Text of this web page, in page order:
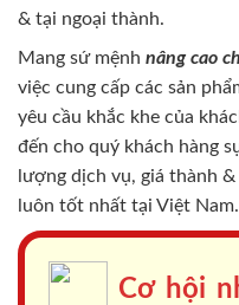
& tại ngoại thành.
Mang sứ mệnh nâng cao
việc cung cấp các sản
yêu cầu khắc khe của
đến cho quý khách hàng
lượng dịch vụ, giá thành
luôn tốt nhất tại Việt Nam.
Cơ hội